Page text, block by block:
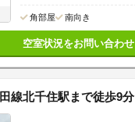
角部屋 南向き
空室状況をお問い合わせ
線北千住駅まで徒歩9分